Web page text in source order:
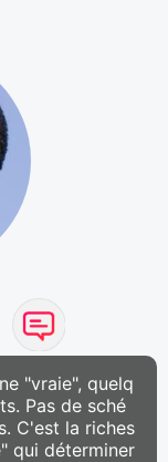
"vraie", quelq
Pas de sché
C'est la riches
qui déterminer